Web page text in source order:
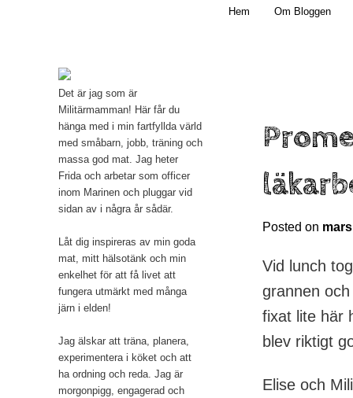
Mamma, militär och märkbart obekväm
Hem Om Bloggen
Posted on
Vid lunch
grannen
fixat lite här
blev riktigt
Elise och
Det är jag som är
Militärmamman! Här får du
hänga med i min fartfyllda värld
med småbarn, jobb, träning och
massa god mat. Jag heter
Frida och arbetar som officer
inom Marinen och pluggar vid
sidan av i några år sådär.
Låt dig inspireras av min goda
mat, mitt hälsotänk och min
enkelhet för att få livet att
fungera utmärkt med många
järn i elden!
Jag älskar att träna, planera,
experimentera i köket och att
ha ordning och reda. Jag är
morgonpigg, engagerad och